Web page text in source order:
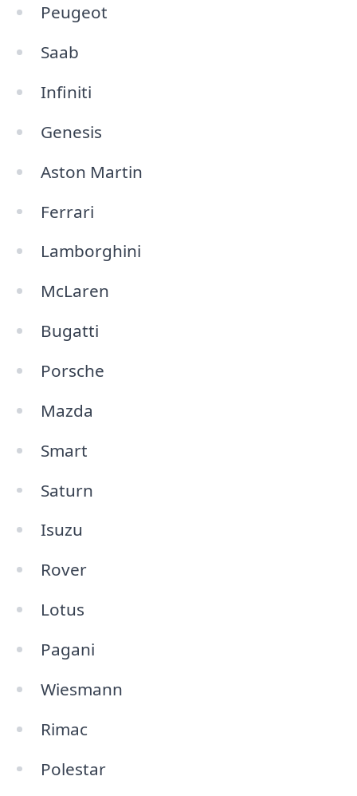
Peugeot
Saab
Infiniti
Genesis
Aston Martin
Ferrari
Lamborghini
McLaren
Bugatti
Porsche
Mazda
Smart
Saturn
Isuzu
Rover
Lotus
Pagani
Wiesmann
Rimac
Polestar